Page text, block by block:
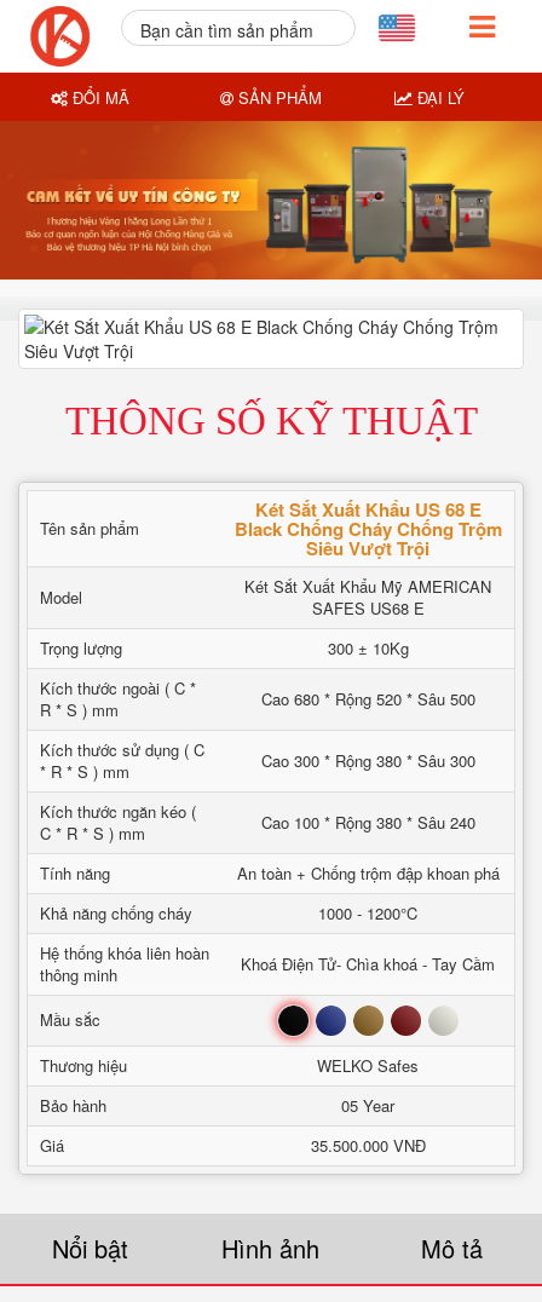
THÔNG SỐ KỸ THUẬT
Tên sản phẩm
Két Sắt Xuất Khẩu US 68 E
Black Chống Cháy Chống Trộm
Siêu Vượt Trội
Model
Két Sắt Xuất Khẩu Mỹ AMERICAN
SAFES US68 E
Trọng lượng
300 ± 10Kg
Kích thước ngoài ( C *
R * S ) mm
Cao 680 * Rộng 520 * Sâu 500
Kích thước sử dụng ( C
* R * S ) mm
Cao 300 * Rộng 380 * Sâu 300
Kích thước ngăn kéo (
C * R * S ) mm
Cao 100 * Rộng 380 * Sâu 240
Tính năng
An toàn + Chống trộm đập khoan phá
Khả năng chống cháy
1000 - 1200°C
Hệ thống khóa liên hoàn
thông minh
Khoá Điện Tử- Chìa khoá - Tay Cầm
Mầu sắc Đen Xanh Nâu Đỏ Trắng
Thương hiệu
WELKO Safes
Bảo hành
05 Year
Giá
35.500.000 VNĐ
Nổi bật Hình ảnh Mô tả
Bạn cần tìm sản phẩm
ĐỔI MÃ SẢN PHẨM ĐẠI LÝ